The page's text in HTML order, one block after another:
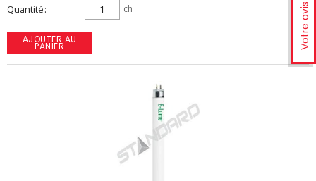
Votre avis
Quantité ch
AJOUTER AU
PANIER